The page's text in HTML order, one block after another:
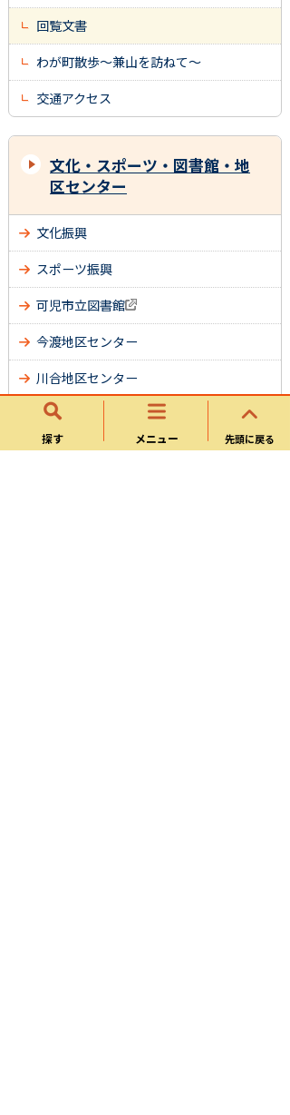
探す メニュー 先頭に戻る
回覧文書
わが町散歩～兼山を訪ねて～
交通アクセス
文化・スポーツ・図書館・地
区センター
文化振興
スポーツ振興
可児市立図書館
今渡地区センター
川合地区センター
下恵土地区センター
土田地区センター